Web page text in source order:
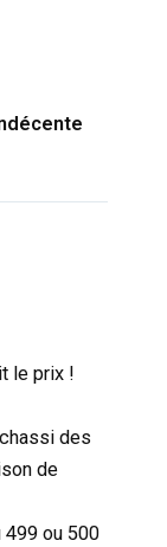
le prix !
des
de
499 ou 500